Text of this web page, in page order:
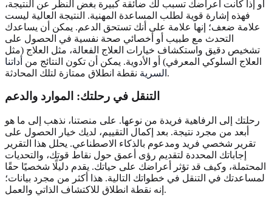
أو إذا كانت أعراضك تسبب لك ضائقة كبيرة بغض النظر عن النتيجة،
فهذه إشارة قوية لطلب المساعدة المهنية. النتيجة العالية ليست
علامة ضعف؛ إنها علامة على أنك تستحق الدعم. يمكن أن يساعدك
التحدث مع طبيب أو أخصائي صحة نفسية في الحصول على
تشخيص دقيق واستكشاف خيارات العلاج الفعالة، مثل العلاج (مثل
العلاج السلوكي المعرفي) أو الأدوية. يمكن أن تكون النتائج من أداتنا
السرية نقطة انطلاق ممتازة لتلك المحادثة.
التنقل في رحلتك: الموارد والدعم
رحلتك إلى الرفاهية فريدة من نوعها. على منصتنا، نذهب إلى ما هو
أبعد من مجرد نتيجة. بعد إكمال التقييم، لديك خيار الحصول على
تقرير شخصي فريد ومدعوم بالذكاء الاصطناعي. يحلل هذا التقرير
إجاباتك المحددة لتقديم رؤى أعمق حول نقاط قوتك، والتحديات
المحتملة، وكيف قد تؤثر أعراضك على حياتك. يقدم دليلًا شخصيًا حقًا
لمساعدتك في التنقل في خطواتك التالية. هذا أكثر من مجرد بيانات؛
إنه نقطة انطلاق للاكتشاف الذاتي والعمل.